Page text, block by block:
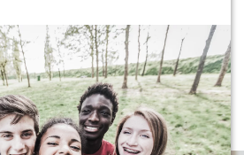
Benieuwd of het
Vul het contactformulier in –
je mee.